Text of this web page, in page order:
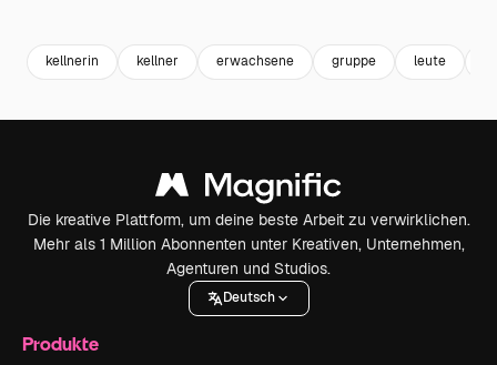
kellnerin kellner erwachsene gruppe leute
Die kreative Plattform, um deine beste Arbeit zu verwirklichen.
Mehr als 1 Million Abonnenten unter Kreativen, Unternehmen,
Agenturen und Studios.
Deutsch
Produkte